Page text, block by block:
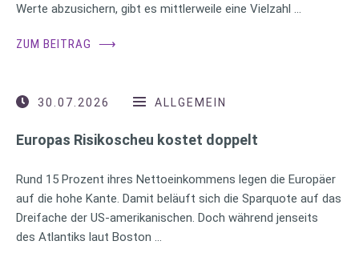
Werte abzusichern, gibt es mittlerweile eine Vielzahl …
ZUM BEITRAG ⟶
30.07.2026 ALLGEMEIN
Europas Risikoscheu kostet doppelt
Rund 15 Prozent ihres Nettoeinkommens legen die Europäer
auf die hohe Kante. Damit beläuft sich die Sparquote auf das
Dreifache der US-amerikanischen. Doch während jenseits
des Atlantiks laut Boston …